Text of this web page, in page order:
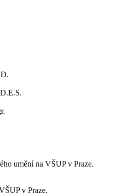
umění na VŠUP v Praze.
v Praze.